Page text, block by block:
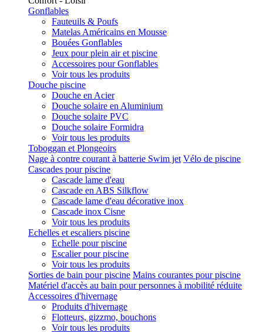
Gonflables
Fauteuils & Poufs
Matelas Américains en Mousse
Bouées Gonflables
Jeux pour plein air et piscine
Accessoires pour Gonflables
Voir tous les produits
Douche piscine
Douche en Acier
Douche solaire en Aluminium
Douche solaire PVC
Douche solaire Formidra
Voir tous les produits
Toboggan et Plongeoirs
Nage à contre courant à batterie Swim jet Vélo de piscine
Cascades pour piscine
Cascade lame d'eau
Cascade en ABS Silkflow
Cascade lame d'eau décorative inox
Cascade inox Cisne
Voir tous les produits
Echelles et escaliers piscine
Echelle pour piscine
Escalier pour piscine
Voir tous les produits
Sorties de bain pour piscine Mains courantes pour piscine
Matériel d'accès au bain pour personnes à mobilité réduite
Accessoires d'hivernage
Produits d'hivernage
Flotteurs, gizzmo, bouchons
Voir tous les produits